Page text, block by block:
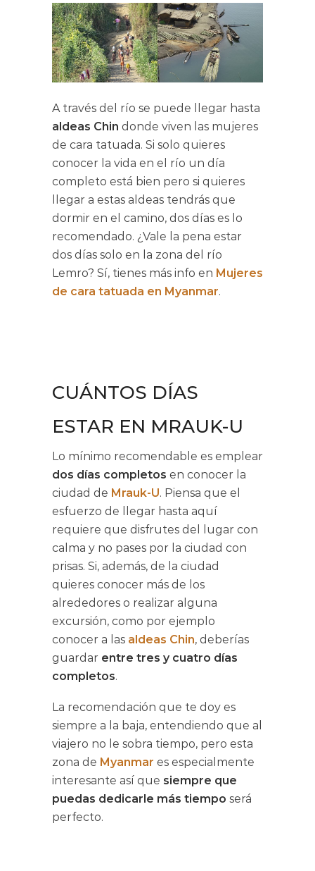
A través del río se puede llegar hasta
aldeas Chin donde viven las mujeres
de cara tatuada. Si solo quieres
conocer la vida en el río un día
completo está bien pero si quieres
llegar a estas aldeas tendrás que
dormir en el camino, dos días es lo
recomendado. ¿Vale la pena estar
dos días solo en la zona del río
Lemro? Sí, tienes más info en Mujeres
de cara tatuada en Myanmar.
CUÁNTOS DÍAS
ESTAR EN MRAUK-U
Lo mínimo recomendable es emplear
dos días completos en conocer la
ciudad de Mrauk-U. Piensa que el
esfuerzo de llegar hasta aquí
requiere que disfrutes del lugar con
calma y no pases por la ciudad con
prisas. Si, además, de la ciudad
quieres conocer más de los
alrededores o realizar alguna
excursión, como por ejemplo
conocer a las aldeas Chin, deberías
guardar entre tres y cuatro días
completos.
La recomendación que te doy es
siempre a la baja, entendiendo que al
viajero no le sobra tiempo, pero esta
zona de Myanmar es especialmente
interesante así que siempre que
puedas dedicarle más tiempo será
perfecto.